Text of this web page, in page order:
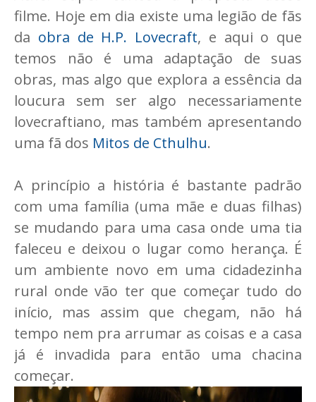
filme. Hoje em dia existe uma legião de fãs
da obra de H.P. Lovecraft, e aqui o que
temos não é uma adaptação de suas
obras, mas algo que explora a essência da
loucura sem ser algo necessariamente
lovecraftiano, mas também apresentando
uma fã dos Mitos de Cthulhu.
A princípio a história é bastante padrão
com uma família (uma mãe e duas filhas)
se mudando para uma casa onde uma tia
faleceu e deixou o lugar como herança. É
um ambiente novo em uma cidadezinha
rural onde vão ter que começar tudo do
início, mas assim que chegam, não há
tempo nem pra arrumar as coisas e a casa
já é invadida para então uma chacina
começar.